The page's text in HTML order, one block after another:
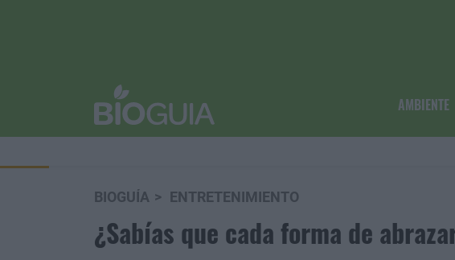
AMBIENTE
BIOGUÍA ENTRETENIMIENTO
¿Sabías que cada forma de